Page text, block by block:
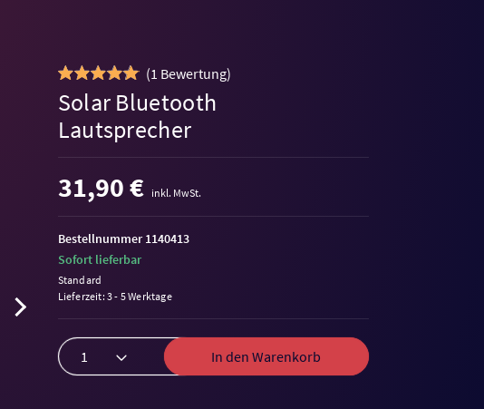
(1 Bewertung)
Solar Bluetooth
Lautsprecher
31,90 € inkl. MwSt.
In den Warenkorb
Bestellnummer 1140413
Sofort lieferbar
Standard
Lieferzeit: 3 - 5 Werktage